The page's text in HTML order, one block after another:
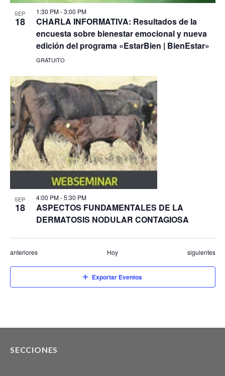
SEP
18
1:30 PM-3:00 PM
CHARLA INFORMATIVA: Resultados de la
encuesta sobre bienestar emocional y nueva
edición del programa «EstarBien | BienEstar»
GRATUITO
SEP
18
4:00 PM-5:30 PM
ASPECTOS FUNDAMENTALES DE LA
DERMATOSIS NODULAR CONTAGIOSA
Eventos
anteriores Hoy Eventos
siguientes
Exportar Eventos
SECCIONES